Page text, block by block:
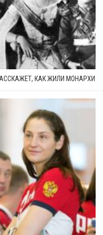
КАК ЖИЛИ МОНАРХИ